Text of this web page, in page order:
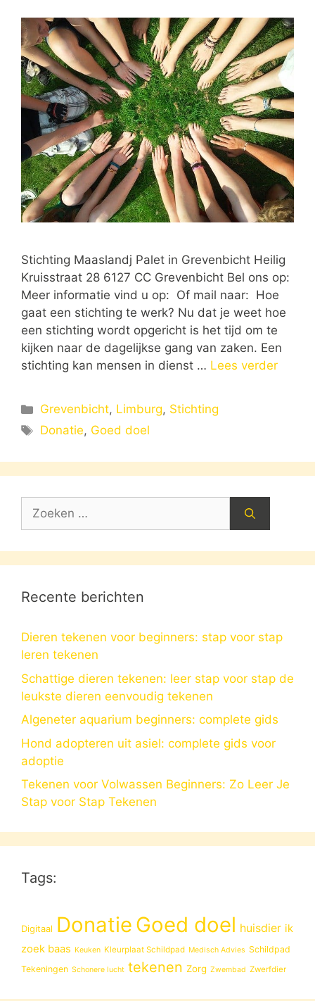
Stichting Maaslandj Palet in Grevenbicht Heilig
Kruisstraat 28 6127 CC Grevenbicht Bel ons op:
Meer informatie vind u op: Of mail naar: Hoe
gaat een stichting te werk? Nu dat je weet hoe
een stichting wordt opgericht is het tijd om te
kijken naar de dagelijkse gang van zaken. Een
stichting kan mensen in dienst … Lees verder
Categorieën
Grevenbicht, Limburg, Stichting
Tags
Donatie, Goed doel
Zoek
Recente berichten
Dieren tekenen voor beginners: stap voor stap
leren tekenen
Schattige dieren tekenen: leer stap voor stap de
leukste dieren eenvoudig tekenen
Algeneter aquarium beginners: complete gids
Hond adopteren uit asiel: complete gids voor
adoptie
Tekenen voor Volwassen Beginners: Zo Leer Je
Stap voor Stap Tekenen
Tags:
Digitaal Donatie Goed doel huisdier ik
zoek baas Keuken Kleurplaat Schildpad Medisch Advies Schildpad
Tekeningen Schonere lucht tekenen Zorg Zwembad Zwerfdier